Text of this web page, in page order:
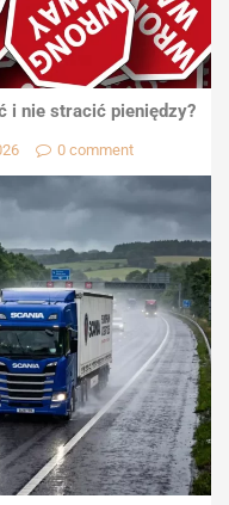
i nie stracić pieniędzy?
0 comment